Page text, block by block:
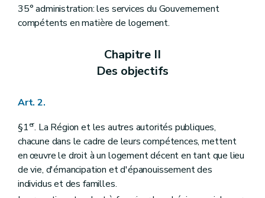
35° administration: les services du Gouvernement
compétents en matière de logement.
Chapitre II
Des objectifs
Art. 2.
§1er. La Région et les autres autorités publiques,
chacune dans le cadre de leurs compétences, mettent
en œuvre le droit à un logement décent en tant que lieu
de vie, d'émancipation et d'épanouissement des
individus et des familles.